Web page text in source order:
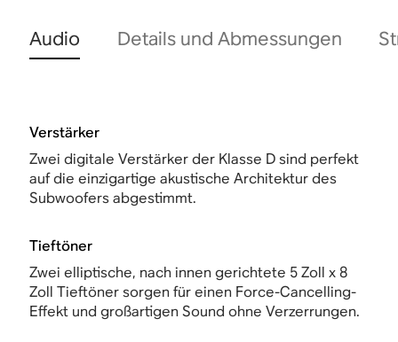
Audio Details und Abmessungen
Verstärker
Zwei digitale Verstärker der Klasse D sind perfekt
auf die einzigartige akustische Architektur des
Subwoofers abgestimmt.
Tieftöner
Zwei elliptische, nach innen gerichtete 5 Zoll x 8
Zoll Tieftöner sorgen für einen Force-Cancelling-
Effekt und großartigen Sound ohne Verzerrungen.